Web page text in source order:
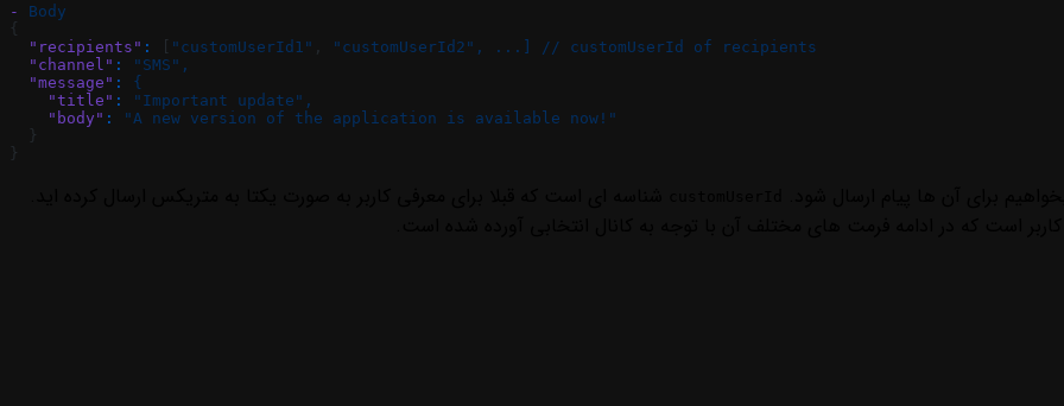
-
Body
{
  "recipients"
: [ "customUserId1" "customUserId2", ...] // customUserId of recipients
  "channel"
:
"SMS",
  "message"
:
{
    "title"
:
"Important update",
    "body"
:
"A new version of the application is available now!"
  }
}